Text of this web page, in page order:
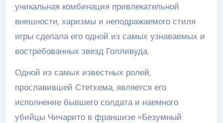
уникальная комбинация привлекательной
внешности, харизмы и неподражаемого стиля
игры сделала его одной из самых узнаваемых и
востребованных звезд Голливуда.
Одной из самых известных ролей,
прославившей Стетхема, является его
исполнение бывшего солдата и наемного
убийцы Чичарито в франшизе «Безумный